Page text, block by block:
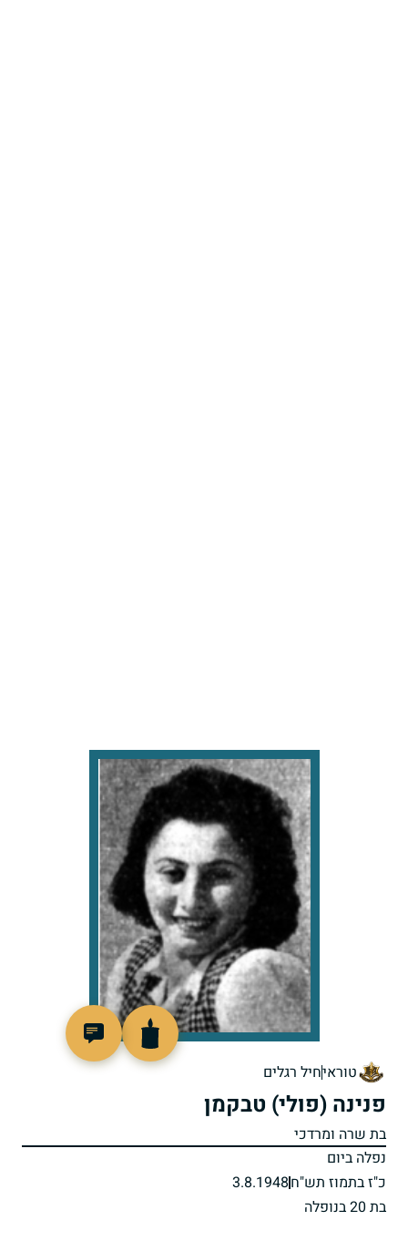
טוראיחיל רגלים
פנינה (פולי) טבקמן
בת שרה ומרדכי
נפלה ביום
כ"ז בתמוז תש"ח3.8.1948
בת 20 בנופלה